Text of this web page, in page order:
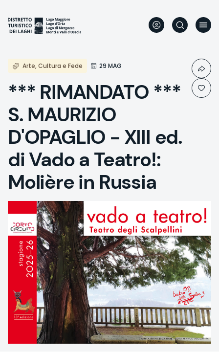
Inhalt
Arte, Cultura e Fede 29 MAG
*** RIMANDATO ***
S. MAURIZIO
D'OPAGLIO - XIII ed.
di Vado a Teatro!:
Molière in Russia